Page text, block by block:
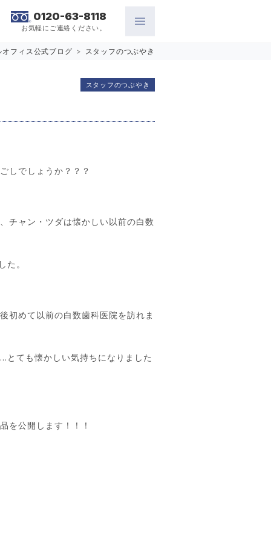
0120-63-8118
お気軽にご連絡ください。
オフィス公式ブログ > スタッフのつぶやき
スタッフのつぶやき
しでしょうか？？？
チャン・ツダは懐かしい以前の白数
。
初めて以前の白数歯科医院を訪れま
とても懐かしい気持ちになりました
を公開します！！！